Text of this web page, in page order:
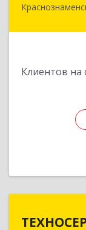
Клиентов
143090,